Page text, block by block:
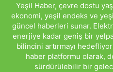
Yeşil Haber, çevre dostu
ekonomi, yeşil endeks ve
güncel haberleri sunar.
enerjiye kadar geniş bir
bilincini artırmayı
haber platformu olarak,
sürdürülebilir bir